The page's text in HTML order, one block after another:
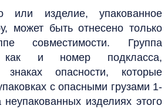
или изделие, упакованное
может быть отнесено только
совместимости. Группа
как и номер подкласса,
знаках опасности, которые
с опасными грузами 1-
изделиях этого